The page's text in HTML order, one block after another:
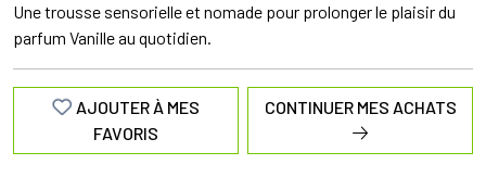
Une trousse sensorielle et nomade pour prolonger le plaisir du
parfum Vanille au quotidien.
AJOUTER À MES
FAVORIS
CONTINUER MES ACHATS